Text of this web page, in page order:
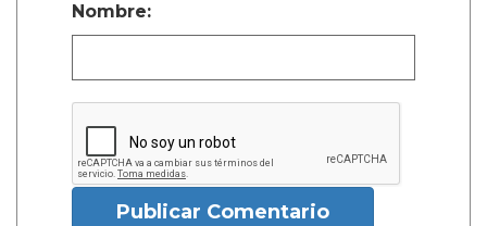
Nombre:
Publicar Comentario